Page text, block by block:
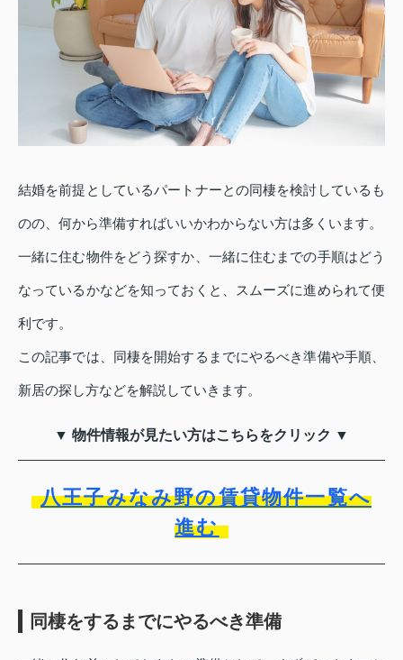
結婚を前提としているパートナーとの同棲を検討しているも
のの、何から準備すればいいかわからない方は多くいます。
一緒に住む物件をどう探すか、一緒に住むまでの手順はどう
なっているかなどを知っておくと、スムーズに進められて便
利です。
この記事では、同棲を開始するまでにやるべき準備や手順、
新居の探し方などを解説していきます。
▼ 物件情報が見たい方はこちらをクリック ▼
八王子みなみ野の賃貸物件一覧へ
進む
同棲をするまでにやるべき準備